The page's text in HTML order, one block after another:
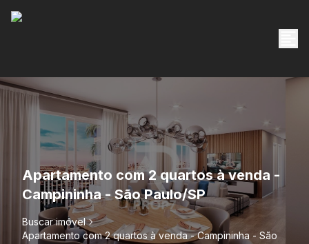
Apartamento com 2 quartos à venda -
Campininha - São Paulo/SP
Buscar imóvel
Apartamento com 2 quartos à venda - Campininha - São